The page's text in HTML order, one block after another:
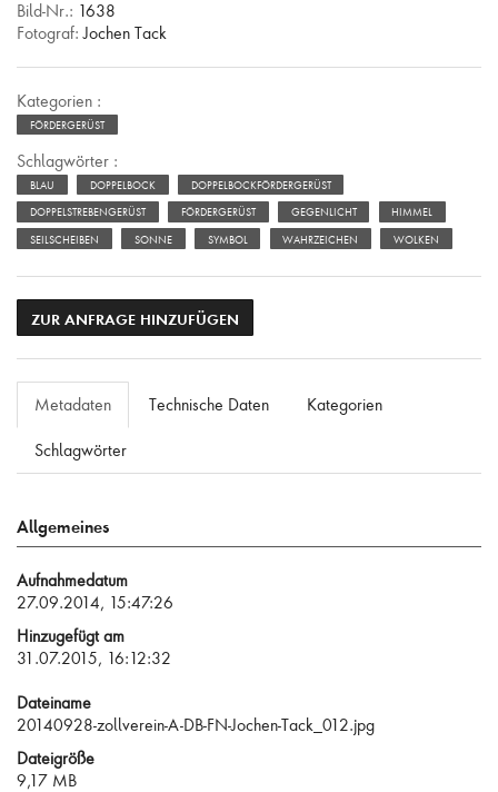
Bild-Nr.: 1638
Fotograf: Jochen Tack
Kategorien :
FÖRDERGERÜST
Schlagwörter :
BLAU DOPPELBOCK DOPPELBOCKFÖRDERGERÜST
DOPPELSTREBENGERÜST FÖRDERGERÜST GEGENLICHT HIMMEL
SEILSCHEIBEN SONNE SYMBOL WAHRZEICHEN WOLKEN
ZUR ANFRAGE HINZUFÜGEN
Metadaten Technische Daten Kategorien
Schlagwörter
Allgemeines
Aufnahmedatum
27.09.2014, 15:47:26
Hinzugefügt am
31.07.2015, 16:12:32
Dateiname
20140928-zollverein-A-DB-FN-Jochen-Tack_012.jpg
Dateigröße
9,17 MB